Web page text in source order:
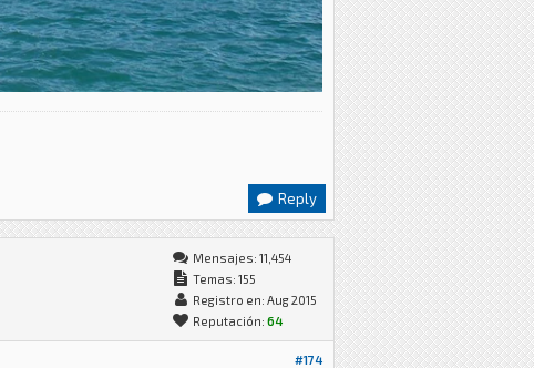
Reply
Mensajes: 11,454
Temas: 155
Registro en: Aug 2015
Reputación: 64
#174